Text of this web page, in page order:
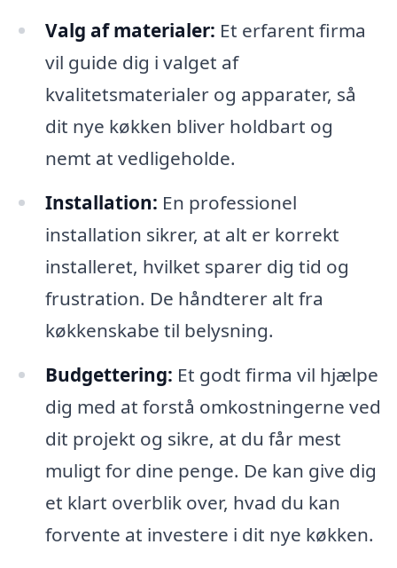
Valg af materialer: Et erfarent firma
vil guide dig i valget af
kvalitetsmaterialer og apparater, så
dit nye køkken bliver holdbart og
nemt at vedligeholde.
Installation: En professionel
installation sikrer, at alt er korrekt
installeret, hvilket sparer dig tid og
frustration. De håndterer alt fra
køkkenskabe til belysning.
Budgettering: Et godt firma vil hjælpe
dig med at forstå omkostningerne ved
dit projekt og sikre, at du får mest
muligt for dine penge. De kan give dig
et klart overblik over, hvad du kan
forvente at investere i dit nye køkken.